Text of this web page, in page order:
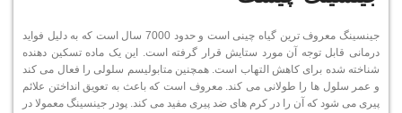
جینسینگ معروف ترین گیاه چینی است و حدود 7000 سال است که به دلیل فواید
درمانی قابل توجه آن مورد ستایش قرار گرفته است. این یک ماده تسکین دهنده
شناخته شده برای کاهش التهاب است. همچنین متابولیسم سلولی را فعال می کند
و عمر سلول ها را طولانی می کند. معروف است که باعث به تعویق انداختن علائم
پیری می شود که آن را در کرم های ضد پیری مفید می کند. پودر جینسینگ معمولا در